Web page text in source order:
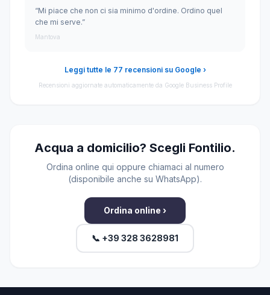
“Mi piace che non ci sia minimo d'ordine. Ordino quel
che mi serve.”
Mantova
Leggi tutte le 77 recensioni su Google ›
Recensioni aggiornate automaticamente da Google Business Profile
Acqua a domicilio? Scegli Fontilio.
Ordina online qui oppure chiamaci al numero
(disponibile anche su WhatsApp).
Ordina online ›
📞 +39 328 3628981